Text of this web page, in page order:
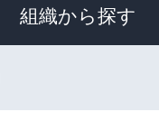
組織から探す